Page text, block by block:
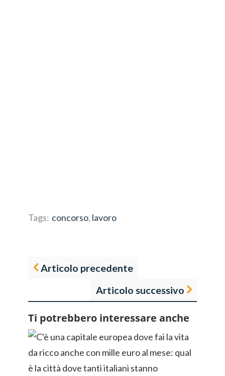
Tags: concorso, lavoro
Articolo precedente
Articolo successivo
Ti potrebbero interessare anche